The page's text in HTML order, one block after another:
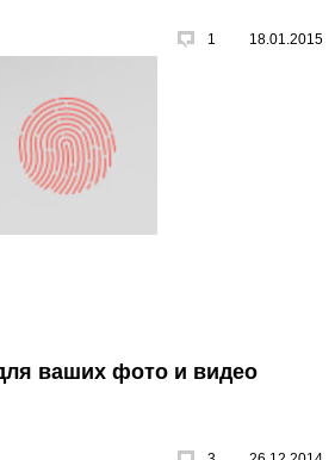
1 18.01.2015
ваших фото и видео